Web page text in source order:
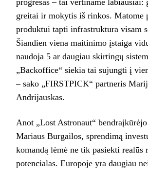
greitai ir mokytis iš rinkos. Matome
produktui tapti infrastruktūra visam
Šiandien viena maitinimo įstaiga
naudoja 5 ar daugiau skirtingų
„Backoffice“ siekia tai sujungti į
– sako „FIRSTPICK“ partneris
Andrijauskas.
Anot „Lost Astronaut“
Mariaus Burgailos, sprendimą
komandą lėmė ne tik pasiekti realūs
potencialas. Europoje yra daugiau